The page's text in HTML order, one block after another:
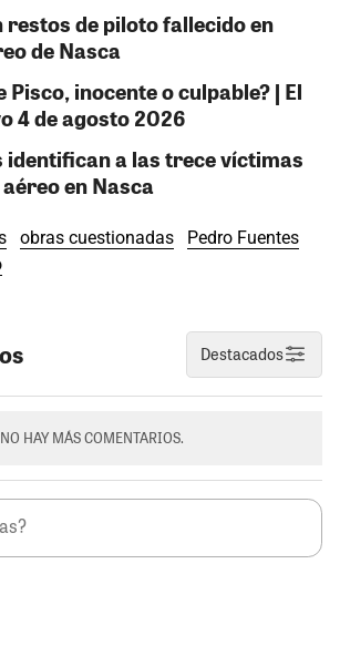
restos de piloto fallecido en
de Nasca
Pisco, inocente o culpable? | El
4 de agosto 2026
identifican a las trece víctimas
en Nasca
obras cuestionadas
Pedro Fuentes
Destacados
NO HAY MÁS COMENTARIOS.